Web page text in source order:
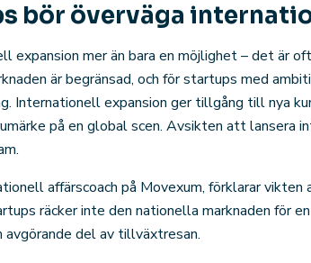
bör överväga
expansion mer än bara en möjlighet – det är
är begränsad, och för startups med
Internationell expansion ger tillgång till nya
på en global scen. Avsikten att lansera
affärscoach på Movexum, förklarar vikten
räcker inte den nationella marknaden för
del av tillväxtresan.